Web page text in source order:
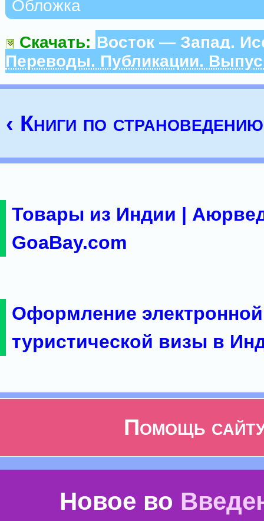
Обложка
Скачать: Восток — Запад.
Переводы. Публикации.
‹ Книги по страноведению
Товары из Индии |
GoaBay.com
Оформление электронной
туристической визы в
Помощь
Новое во